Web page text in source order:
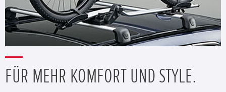
FÜR MEHR KOMFORT UND STYLE.